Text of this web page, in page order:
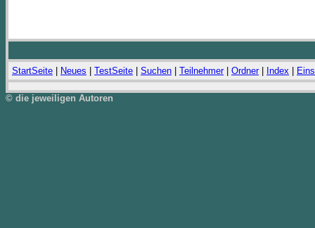
StartSeite Neues TestSeite Suchen Teilnehmer| Ordner| Index
© die jeweiligen Autoren